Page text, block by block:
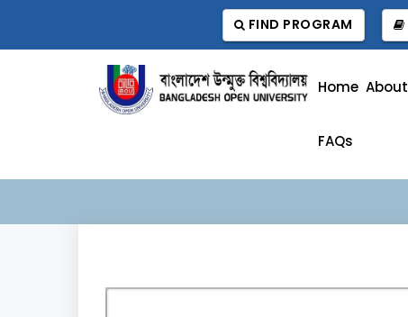
FIND PROGRAM
Home About
FAQs